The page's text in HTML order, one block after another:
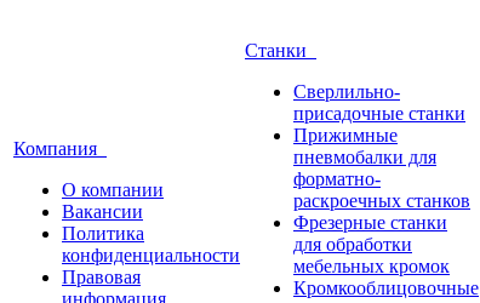
Компания
О компании
Вакансии
Политика
конфиденциальности
Правовая
информация
Станки
Сверлильно-
присадочные станки
Прижимные
пневмобалки для
форматно-
раскроечных станков
Фрезерные станки
для обработки
мебельных кромок
Кромкооблицовочные